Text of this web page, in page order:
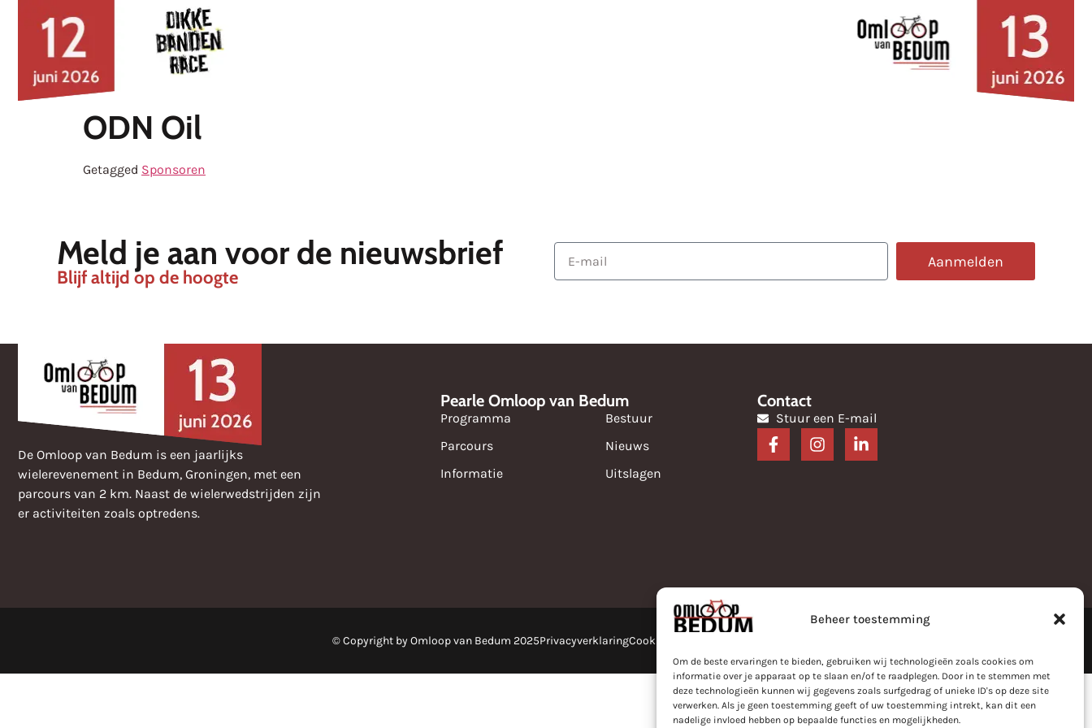
Beheer toestemming
Om de beste ervaringen te bieden, gebruiken wij technologieën zoals cookies om
informatie over je apparaat op te slaan en/of te raadplegen. Door in te stemmen met
deze technologieën kunnen wij gegevens zoals surfgedrag of unieke ID's op deze site
verwerken. Als je geen toestemming geeft of uw toestemming intrekt, kan dit een
nadelige invloed hebben op bepaalde functies en mogelijkheden.
ODN Oil
Getagged Sponsoren
Meld je aan voor de nieuwsbrief
Blijf altijd op de hoogte
Aanmelden
De Omloop van Bedum is een jaarlijks
wielerevenement in Bedum, Groningen, met een
parcours van 2 km. Naast de wielerwedstrijden zijn
er activiteiten zoals optredens.
Pearle Omloop van Bedum
Programma
Parcours
Informatie
Bestuur
Nieuws
Uitslagen
Contact
Stuur een E-mail
© Copyright by Omloop van Bedum 2025PrivacyverklaringCookies